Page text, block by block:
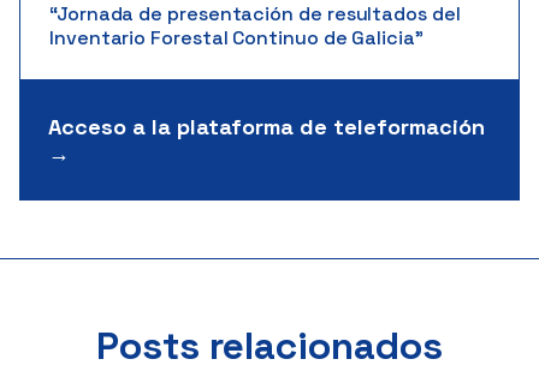
“Jornada de presentación de resultados del
Inventario Forestal Continuo de Galicia”
Acceso a la plataforma de teleformación
→
Posts relacionados